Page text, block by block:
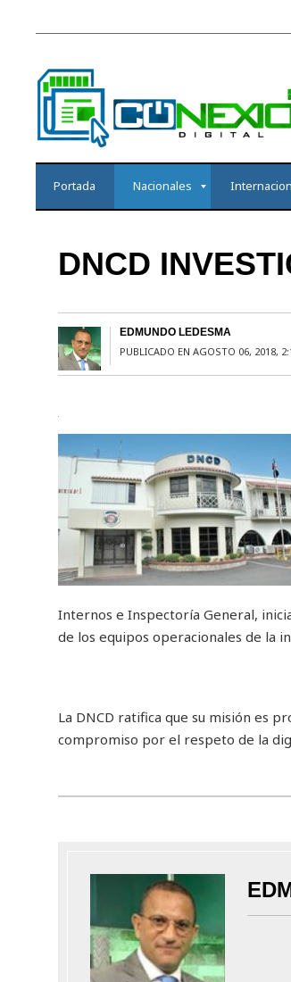
Portada Nacionales
DNCD
EDMUNDO LEDESMA
PUBLICADO EN AGOSTO 06, 2018,
Internos e Inspectoría General,
de los equipos operacionales de la
La DNCD ratifica que su misión es
compromiso por el respeto de la